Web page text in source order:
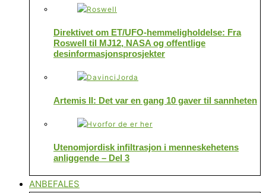
Direktivet om ET/UFO-hemmeligholdelse: Fra
Roswell til MJ12, NASA og offentlige
desinformasjonsprosjekter
Artemis II: Det var en gang 10 gaver til sannheten
Utenomjordisk infiltrasjon i menneskehetens
anliggende – Del 3
ANBEFALES